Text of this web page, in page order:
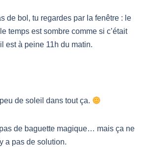
de bol, tu regardes par la fenêtre : le
temps est sombre comme si c’était
est à peine 11h du matin.
de soleil dans tout ça.
de baguette magique… mais ça ne
a pas de solution.